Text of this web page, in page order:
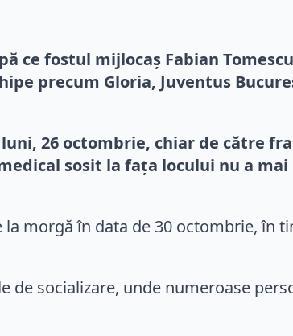
ce fostul mijlocaș Fabian
precum Gloria, Juventus
26 octombrie, chiar de către
sosit la fața locului nu a
morgă în data de 30 octombrie, în
socializare, unde numeroase